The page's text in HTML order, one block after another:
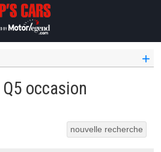
+
Q5 occasion
nouvelle recherche